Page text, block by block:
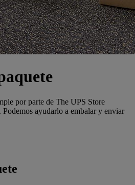
por parte de The UPS Store
ayudarlo a embalar y enviar